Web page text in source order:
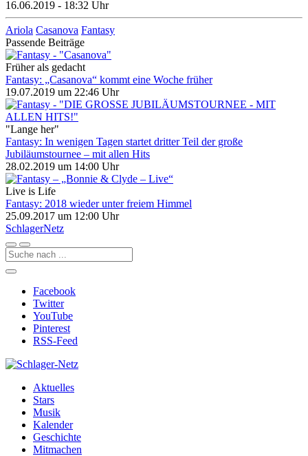
16.06.2019 - 18:32 Uhr
Ariola Casanova Fantasy
Passende Beiträge
Früher als gedacht
Fantasy: „Casanova“ kommt eine Woche früher
19.07.2019 um 22:46 Uhr
"Lange her"
Fantasy: In wenigen Tagen startet dritter Teil der große
Jubiläumstournee – mit allen Hits
28.02.2019 um 14:00 Uhr
Live is Life
Fantasy: 2018 wieder unter freiem Himmel
25.09.2017 um 12:00 Uhr
SchlagerNetz
Facebook
Twitter
YouTube
Pinterest
RSS-Feed
Aktuelles
Stars
Musik
Kalender
Geschichte
Mitmachen